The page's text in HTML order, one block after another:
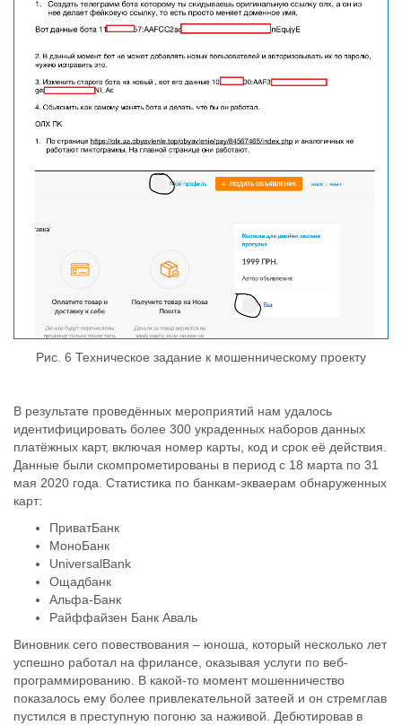
Рис. 6 Техническое задание к мошенническому проекту
В результате проведённых мероприятий нам удалось
идентифицировать более 300 украденных наборов данных
платёжных карт, включая номер карты, код и срок её действия.
Данные были скомпрометированы в период с 18 марта по 31
мая 2020 года. Статистика по банкам-экваерам обнаруженных
карт:
ПриватБанк
МоноБанк
UniversalBank
Ощадбанк
Альфа-Банк
Райффайзен Банк Аваль
Виновник сего повествования – юноша, который несколько лет
успешно работал на фрилансе, оказывая услуги по веб-
программированию. В какой-то момент мошенничество
показалось ему более привлекательной затеей и он стремглав
пустился в преступную погоню за наживой. Дебютировав в